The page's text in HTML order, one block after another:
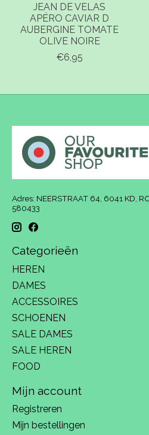
JEAN DE VELAS
APÉRO CAVIAR D
AUBERGINE TOMATE
OLIVE NOIRE
€6,95
Adres: NEERSTRAAT 64, 6041 KD,
580433
Categorieën
HEREN
DAMES
ACCESSOIRES
SCHOENEN
SALE DAMES
SALE HEREN
FOOD
Mijn account
Registreren
Mijn bestellingen